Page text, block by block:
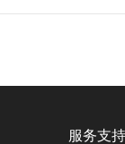
服务支持